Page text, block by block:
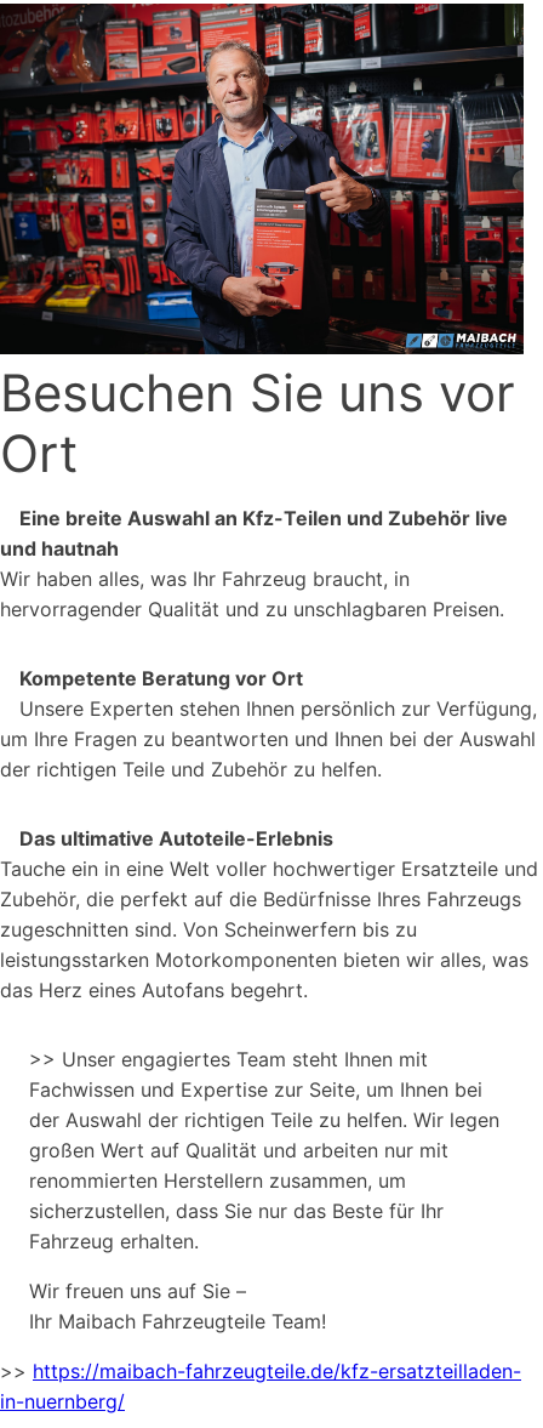
Besuchen Sie uns vor
Ort
Eine breite Auswahl an Kfz-Teilen und Zubehör live
und hautnah
Wir haben alles, was Ihr Fahrzeug braucht, in
hervorragender Qualität und zu unschlagbaren Preisen.
Kompetente Beratung vor Ort
Unsere Experten stehen Ihnen persönlich zur Verfügung,
um Ihre Fragen zu beantworten und Ihnen bei der Auswahl
der richtigen Teile und Zubehör zu helfen.
Das ultimative Autoteile-Erlebnis
Tauche ein in eine Welt voller hochwertiger Ersatzteile und
Zubehör, die perfekt auf die Bedürfnisse Ihres Fahrzeugs
zugeschnitten sind. Von Scheinwerfern bis zu
leistungsstarken Motorkomponenten bieten wir alles, was
das Herz eines Autofans begehrt.
>> Unser engagiertes Team steht Ihnen mit
Fachwissen und Expertise zur Seite, um Ihnen bei
der Auswahl der richtigen Teile zu helfen. Wir legen
großen Wert auf Qualität und arbeiten nur mit
renommierten Herstellern zusammen, um
sicherzustellen, dass Sie nur das Beste für Ihr
Fahrzeug erhalten.
Wir freuen uns auf Sie –
Ihr Maibach Fahrzeugteile Team!
>> https://maibach-fahrzeugteile.de/kfz-ersatzteilladen-
in-nuernberg/